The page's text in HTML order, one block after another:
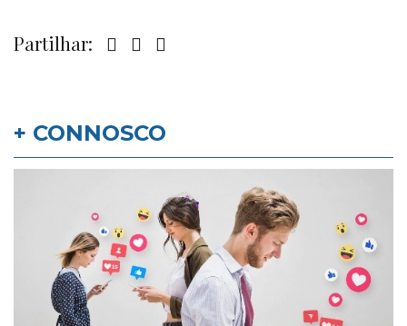
Partilhar:
+ CONNOSCO